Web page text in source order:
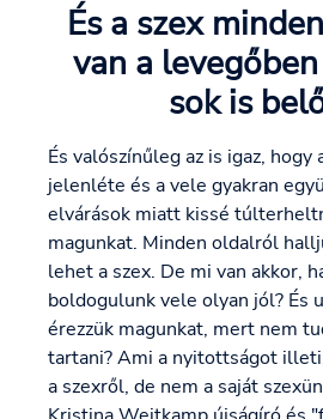
És a szex
van a
sok is
És valószínűleg az is igaz,
jelenléte és a vele gyakran
elvárások miatt kissé
magunkat. Minden oldalról
lehet a szex. De mi van akkor,
boldogulunk vele olyan jól? És
érezzük magunkat, mert nem
tartani? Ami a nyitottságot
a szexről, de nem a saját